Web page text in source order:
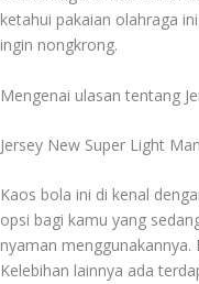
ketahui pakaian olahraga
ingin nongkrong.
Mengenai ulasan tentang
Jersey New Super Light
Kaos bola ini di kenal
opsi bagi kamu yang
nyaman
Kelebihan lainnya ada